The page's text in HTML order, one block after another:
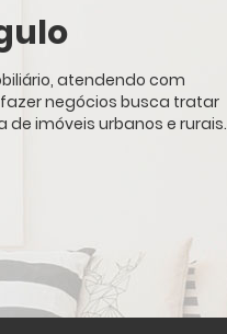
atendendo com
negócios busca tratar
imóveis urbanos e rurais.